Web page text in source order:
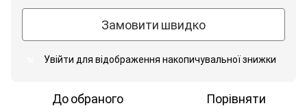
Замовити швидко
Увійти для відображення накопичувальної знижки
До обраного Порівняти